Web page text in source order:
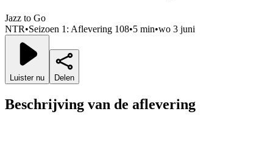
Jazz to Go
NTR•Seizoen 1: Aflevering 108•5 min•wo 3 juni
Luister nu Delen
Beschrijving van de aflevering